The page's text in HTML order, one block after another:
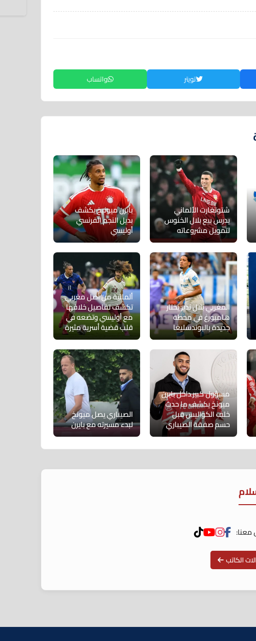
تويتر واتساب
شتوتغارت الألماني
يدرس بيع بلال الخنوس
لتمويل مشروعاته
بايرن ميونيخ يكشف
بديل النجم الفرنسي
أوليسي
المغربي بلال ندير يختار
هامبورغ في محطة
جديدة بالبوندسليغا
ألمانية من أصل مغربي
تكشف تفاصيل خلافها
مع أوليسي وتضعه في
قلب قضية أسرية مثيرة
مسؤول كبير داخل بايرن
ميونخ يكشف ما حدث
خلف الكواليس قبل
حسم صفقة الصيباري
الصيباري يصل ميونخ
لبدء مسيرته مع بايرن
معنا:
الكاتب